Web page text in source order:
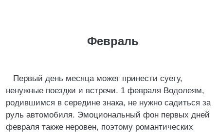
Февраль
Первый день месяца может принести суету,
ненужные поездки и встречи. 1 февраля Водолеям,
родившимся в середине знака, не нужно садиться за
руль автомобиля. Эмоциональный фон первых дней
февраля также неровен, поэтому романтических